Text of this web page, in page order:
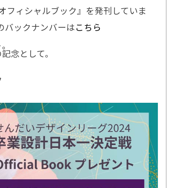
フィシャルブック』を発刊していま
バックナンバーは こちら
念として。